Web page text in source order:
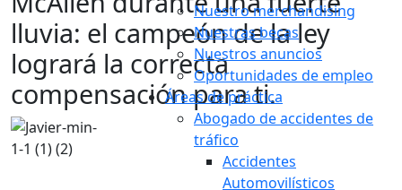
Nuestro merchandising
Nuestras becas
Nuestros anuncios
Oportunidades de empleo
Áreas de práctica
Abogado de accidentes de
tráfico
Accidentes
Automovilísticos
lluvia: el campeón de la ley
logrará la correcta
compensación para ti.